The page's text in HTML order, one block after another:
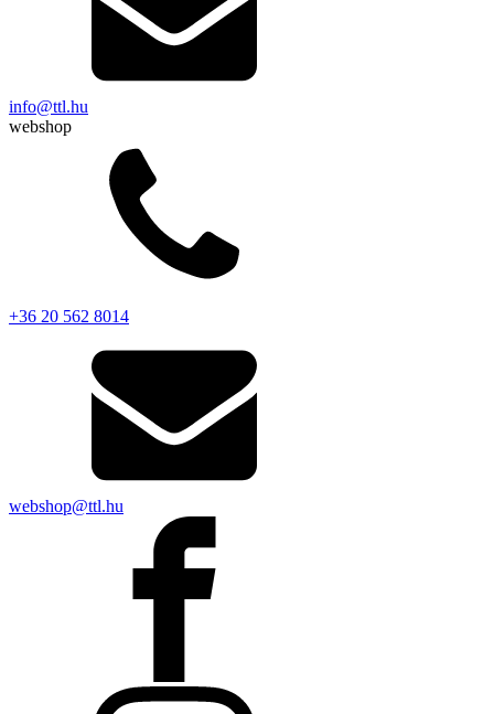
info@ttl.hu
webshop
+36 20 562 8014
webshop@ttl.hu